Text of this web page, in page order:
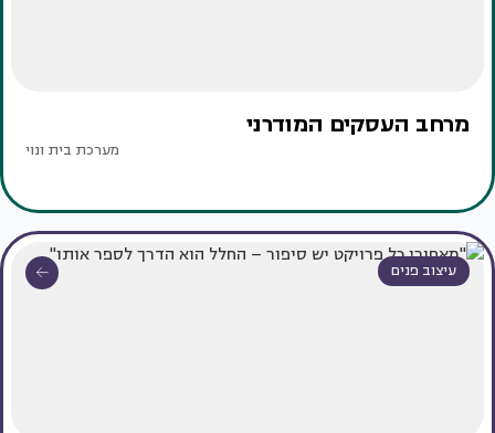
מרחב העסקים המודרני
מערכת בית ונוי
עיצוב פנים